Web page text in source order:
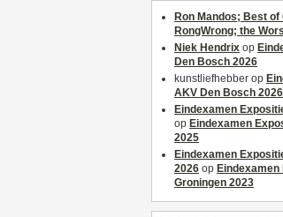
Ron Mandos; Best
RongWrong; the
Niek Hendrix op
Den Bosch 2026
kunstliefhebber op
AKV Den Bosch 2026
Eindexamen
op Eindexamen
2025
Eindexamen
2026 op
Groningen 2023